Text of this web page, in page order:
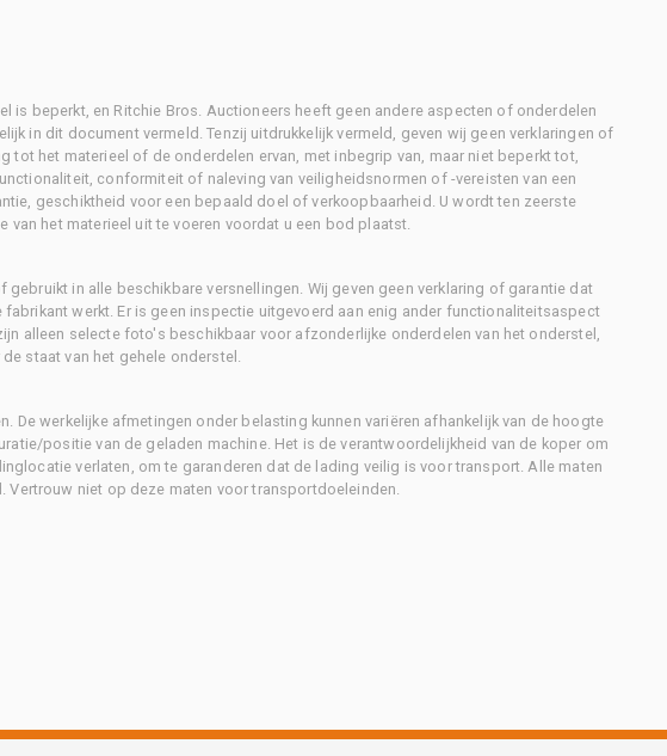
is beperkt, en Ritchie Bros. Auctioneers heeft geen andere aspecten of onderdelen
in dit document vermeld. Tenzij uitdrukkelijk vermeld, geven wij geen verklaringen of
tot het materieel of de onderdelen ervan, met inbegrip van, maar niet beperkt tot,
conformiteit of naleving van veiligheidsnormen of -vereisten van een
geschiktheid voor een bepaald doel of verkoopbaarheid. U wordt ten zeerste
het materieel uit te voeren voordat u een bod plaatst.
in alle beschikbare versnellingen. Wij geven geen verklaring of garantie dat
werkt. Er is geen inspectie uitgevoerd aan enig ander functionaliteitsaspect
alleen selecte foto's beschikbaar voor afzonderlijke onderdelen van het onderstel,
staat van het gehele onderstel.
De werkelijke afmetingen onder belasting kunnen variëren afhankelijk van de hoogte
positie van de geladen machine. Het is de verantwoordelijkheid van de koper om
verlaten, om te garanderen dat de lading veilig is voor transport. Alle maten
niet op deze maten voor transportdoeleinden.